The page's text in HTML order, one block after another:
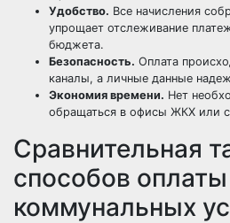
Удобство. Все начисления
упрощает отслеживание
бюджета.
Безопасность. Оплата
каналы, а личные данные
Экономия времени. Нет
обращаться в офисы ЖКХ или
Сравнительная
способов оплаты
коммунальных